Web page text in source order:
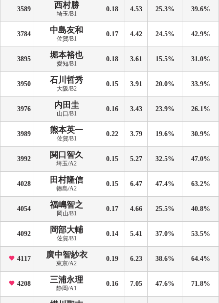
3589 西村勝
埼玉/B1
0.18 4.53 25.3% 39.6%
3784 中島友和
佐賀/B1
0.17 4.42 24.5% 42.9%
3895 堀本裕也
愛知/B1
0.18 3.61 15.5% 31.0%
3950 石川哲秀
大阪/B2
0.15 3.91 20.0% 33.9%
3976 内田圭
山口/B1
0.16 3.43 23.9% 26.1%
3989 熊本英一
佐賀/B1
0.22 3.79 19.6% 30.9%
3992 関口智久
埼玉/A2
0.15 5.27 32.5% 47.0%
4028 田村隆信
徳島/A2
0.15 6.47 47.4% 63.2%
4054 福嶋智之
岡山/B1
0.17 4.66 25.5% 40.8%
4092 岡部大輔
佐賀/B1
0.14 5.41 37.0% 53.5%
4117 廣中智紗衣
東京/A2
0.19 6.23 38.6% 64.4%
4208 三浦永理
静岡/A1
0.16 7.05 47.6% 71.8%